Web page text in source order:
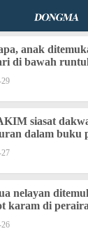
anak
di bawah
siasat
dalam buku
nelayan
karam di